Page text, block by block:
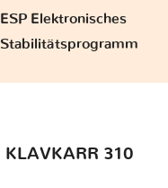
ESP Elektronisches
Stabilitätsprogramm
KLAVKARR 310